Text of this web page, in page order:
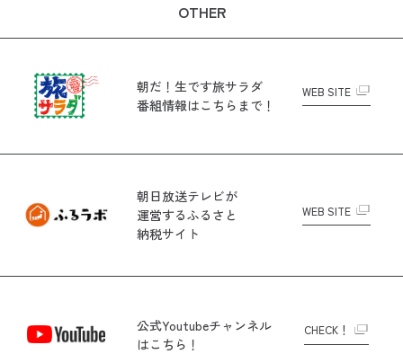
OTHER
朝だ！生です旅サラダ
番組情報はこちらまで！
WEB SITE
朝日放送テレビが
運営するふるさと
納税サイト
WEB SITE
公式Youtubeチャンネル
はこちら！
CHECK！